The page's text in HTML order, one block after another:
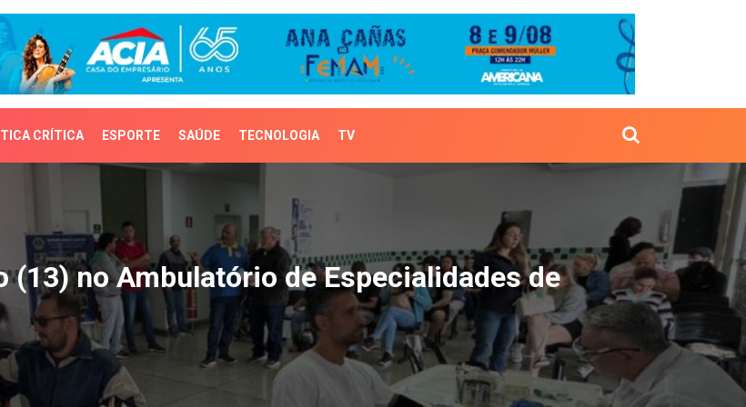
CRÍTICA ESPORTE SAÚDE TECNOLOGIA TV
no Ambulatório de Especialidades de
(13) no Ambulatório de Especialidades de